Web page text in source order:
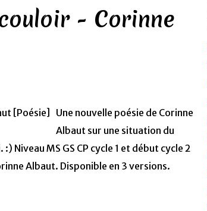
- Corinne
Une nouvelle poésie de Corinne
Albaut sur une situation du
Niveau MS GS CP cycle 1 et début cycle 2
Albaut. Disponible en 3 versions.